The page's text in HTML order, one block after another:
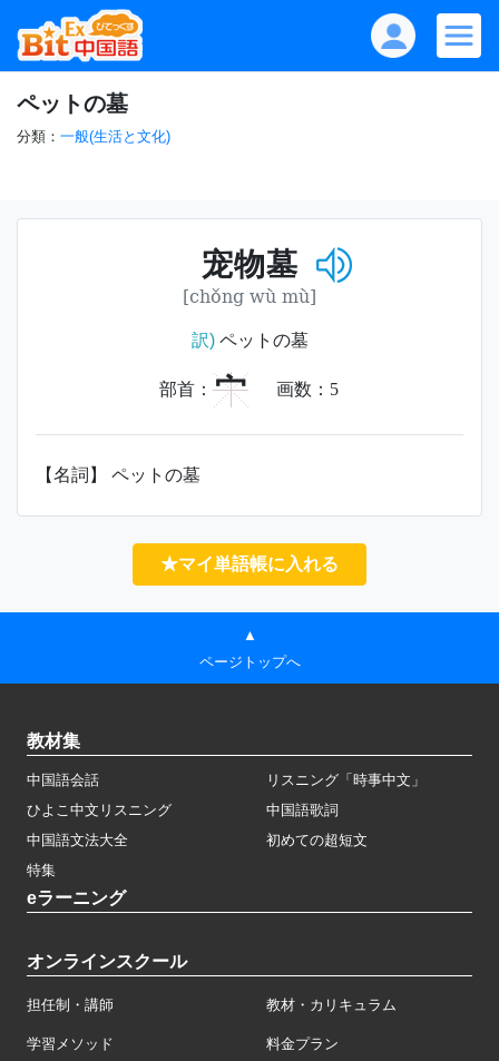
ペットの墓
分類： 一般(生活と文化)
宠物墓
[chǒng wù mù]
訳)ペットの墓
部首： 宀 画数： 5
【名詞】 ペットの墓
★マイ単語帳に入れる
▲
ページトップへ
教材集
中国語会話
リスニング「時事中文」
ひよこ中文リスニング
中国語歌詞
中国語文法大全
初めての超短文
特集
eラーニング
オンラインスクール
担任制・講師 教材・カリキュラム
学習メソッド 料金プラン